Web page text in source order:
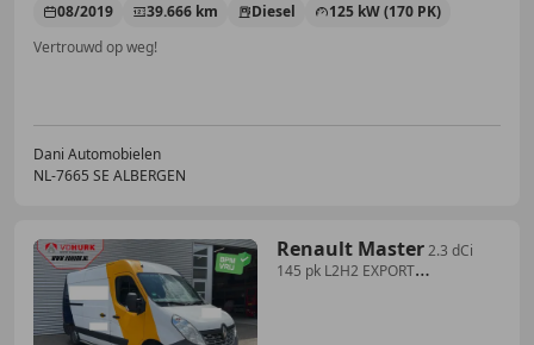
08/2019 39.666 km Diesel
125 kW (170 PK)
Vertrouwd op weg!
Dani Automobielen
NL-7665 SE ALBERGEN
Renault Master2.3 dCi
145 pk L2H2 EXPORT